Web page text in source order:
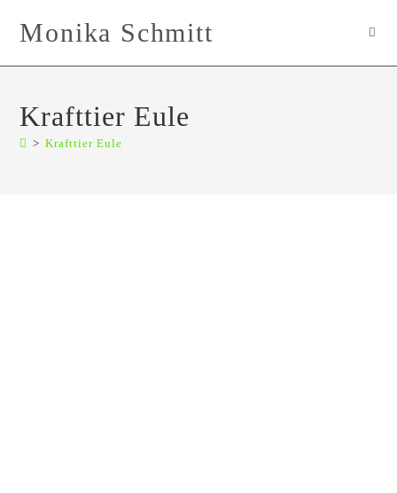
InhaltMonika Schmitt
Krafttier Eule
> Krafttier Eule